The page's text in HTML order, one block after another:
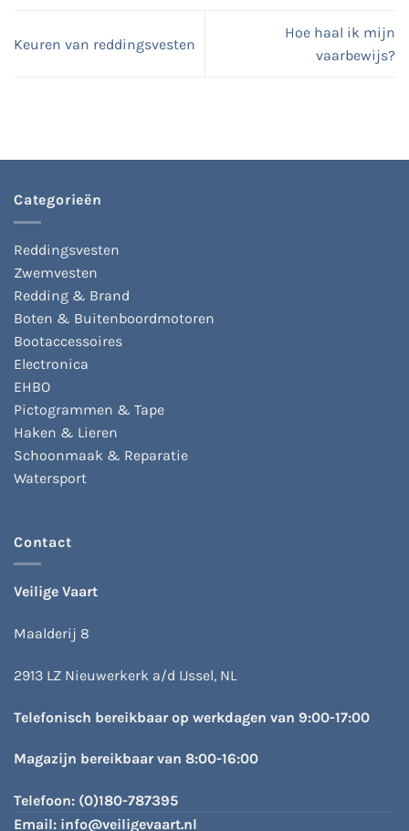
Keuren van reddingsvesten
Hoe haal ik mijn
vaarbewijs?
Categorieën
Reddingsvesten
Zwemvesten
Redding & Brand
Boten & Buitenboordmotoren
Bootaccessoires
Electronica
EHBO
Pictogrammen & Tape
Haken & Lieren
Schoonmaak & Reparatie
Watersport
Contact
Veilige Vaart
Maalderij 8
2913 LZ Nieuwerkerk a/d IJssel, NL
Telefonisch bereikbaar op werkdagen van 9:00-17:00
Magazijn bereikbaar van 8:00-16:00
Telefoon: (0)180-787395
Email: info@veiligevaart.nl